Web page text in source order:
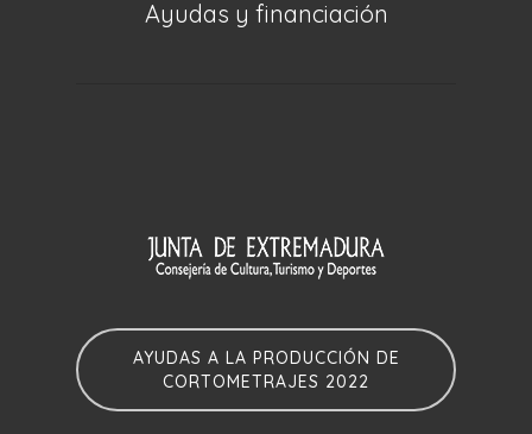
Ayudas y financiación
AYUDAS A LA PRODUCCIÓN DE
CORTOMETRAJES 2022